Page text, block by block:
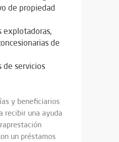
de propiedad
explotadoras,
de
de servicios
y beneficiarios
recibir una ayuda
un préstamos